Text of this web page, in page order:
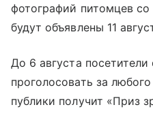
фотографий питомцев со
будут объявлены 11
До 6 августа посетители
проголосовать за
публики получит «Приз